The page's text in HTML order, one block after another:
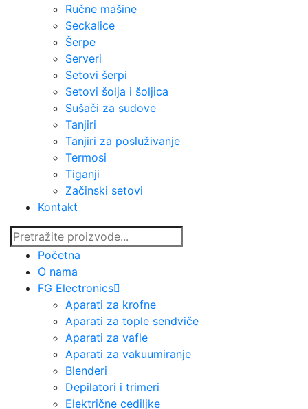
Ručne mašine
Seckalice
Šerpe
Serveri
Setovi šerpi
Setovi šolja i šoljica
Sušači za sudove
Tanjiri
Tanjiri za posluživanje
Termosi
Tiganji
Začinski setovi
Kontakt
Početna
O nama
FG Electronics
Aparati za krofne
Aparati za tople sendviče
Aparati za vafle
Aparati za vakuumiranje
Blenderi
Depilatori i trimeri
Električne cediljke